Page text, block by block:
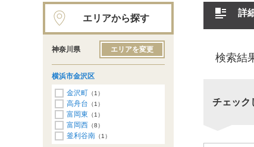
詳
検索結
チェック
エリアから探す
神奈川県 エリアを変更
横浜市金沢区
金沢町 （1）
高舟台 （1）
富岡東 （1）
富岡西 （8）
釜利谷南 （1）